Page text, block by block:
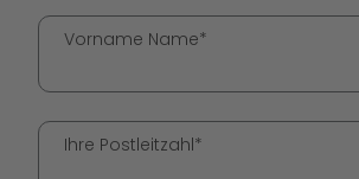
Vorname Name*
Ihre Postleitzahl*